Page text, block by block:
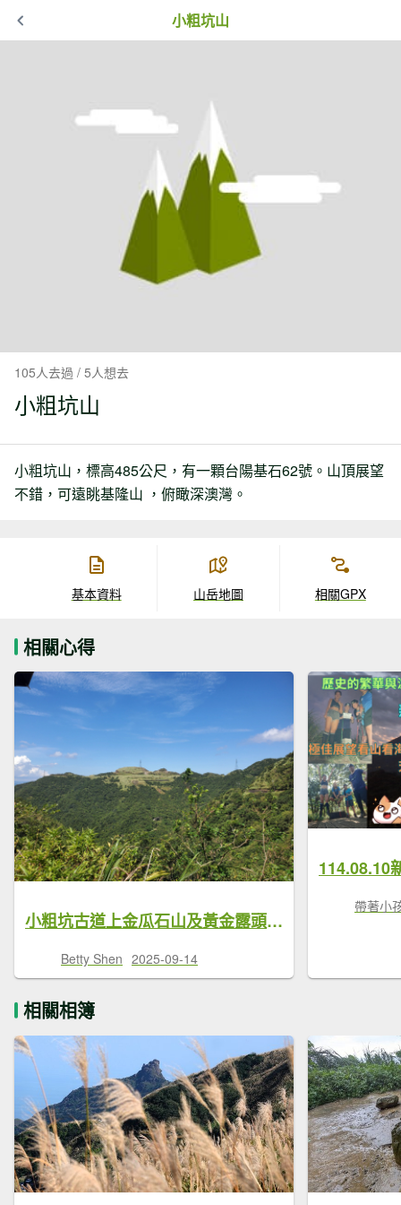
小粗坑山
105人去過 / 5人想去
小粗坑山
小粗坑山，標高485公尺，有一顆台陽基石62號。山頂展望
不錯，可遠眺基隆山 ，俯瞰深澳灣。
基本資料 山岳地圖 相關GPX
相關心得
小粗坑古道上金瓜石山及黃金露頭，下不厭亭金字碑古道回
Betty Shen 2025-09-14
帶著小
相關相簿